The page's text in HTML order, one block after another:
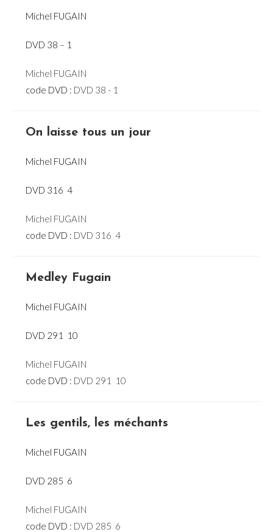
Michel FUGAIN
DVD 38 – 1
Michel FUGAIN
code DVD : DVD 38 - 1
On laisse tous un jour
Michel FUGAIN
DVD 316  4
Michel FUGAIN
code DVD : DVD 316  4
Medley Fugain
Michel FUGAIN
DVD 291  10
Michel FUGAIN
code DVD : DVD 291  10
Les gentils, les méchants
Michel FUGAIN
DVD 285  6
Michel FUGAIN
code DVD : DVD 285  6